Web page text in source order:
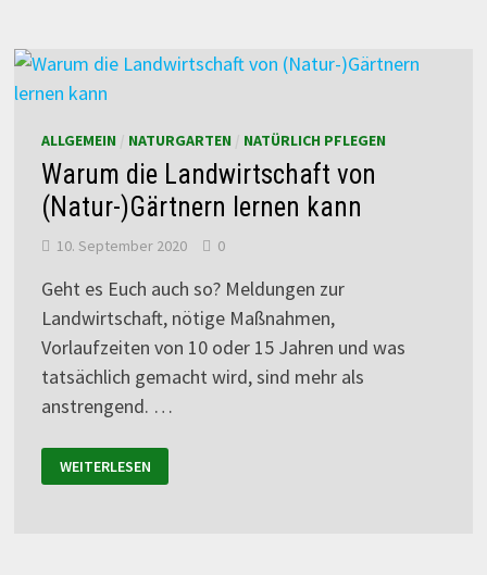
ALLGEMEIN NATURGARTEN NATÜRLICH PFLEGEN
Warum die Landwirtschaft von
(Natur-)Gärtnern lernen kann
10. September 2020 0
Geht es Euch auch so? Meldungen zur
Landwirtschaft, nötige Maßnahmen,
Vorlaufzeiten von 10 oder 15 Jahren und was
tatsächlich gemacht wird, sind mehr als
anstrengend. …
WEITERLESEN